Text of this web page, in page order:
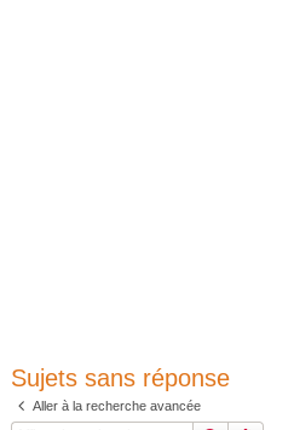
Sujets sans réponse
Aller à la recherche avancée